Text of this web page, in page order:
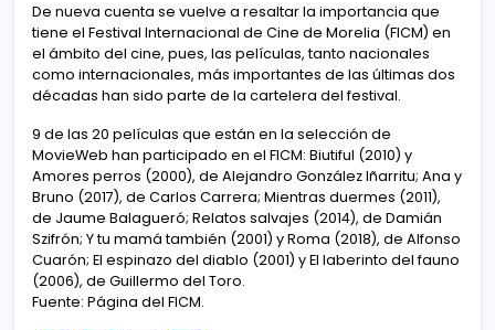
De nueva cuenta se vuelve a resaltar la importancia que
tiene el Festival Internacional de Cine de Morelia (FICM) en
el ámbito del cine, pues, las películas, tanto nacionales
como internacionales, más importantes de las últimas dos
décadas han sido parte de la cartelera del festival.
9 de las 20 películas que están en la selección de
MovieWeb han participado en el FICM: Biutiful (2010) y
Amores perros (2000), de Alejandro González Iñarritu; Ana y
Bruno (2017), de Carlos Carrera; Mientras duermes (2011),
de Jaume Balagueró; Relatos salvajes (2014), de Damián
Szifrón; Y tu mamá también (2001) y Roma (2018), de Alfonso
Cuarón; El espinazo del diablo (2001) y El laberinto del fauno
(2006), de Guillermo del Toro.
Fuente: Página del FICM.